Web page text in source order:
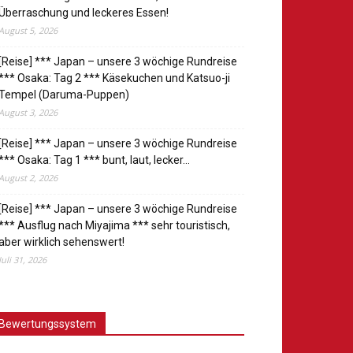
und leckeres Essen!
5, 2026
*** Japan – unsere 3 wöchige Rundreise
Osaka: Tag 2 *** Käsekuchen und Katsuo-ji
(Daruma-Puppen)
3, 2026
*** Japan – unsere 3 wöchige Rundreise
Osaka: Tag 1 *** bunt, laut, lecker…
2, 2026
*** Japan – unsere 3 wöchige Rundreise
Ausflug nach Miyajima *** sehr touristisch,
wirklich sehenswert!
31, 2026